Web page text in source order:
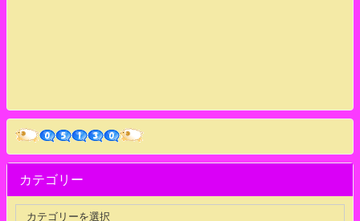
カテゴリー